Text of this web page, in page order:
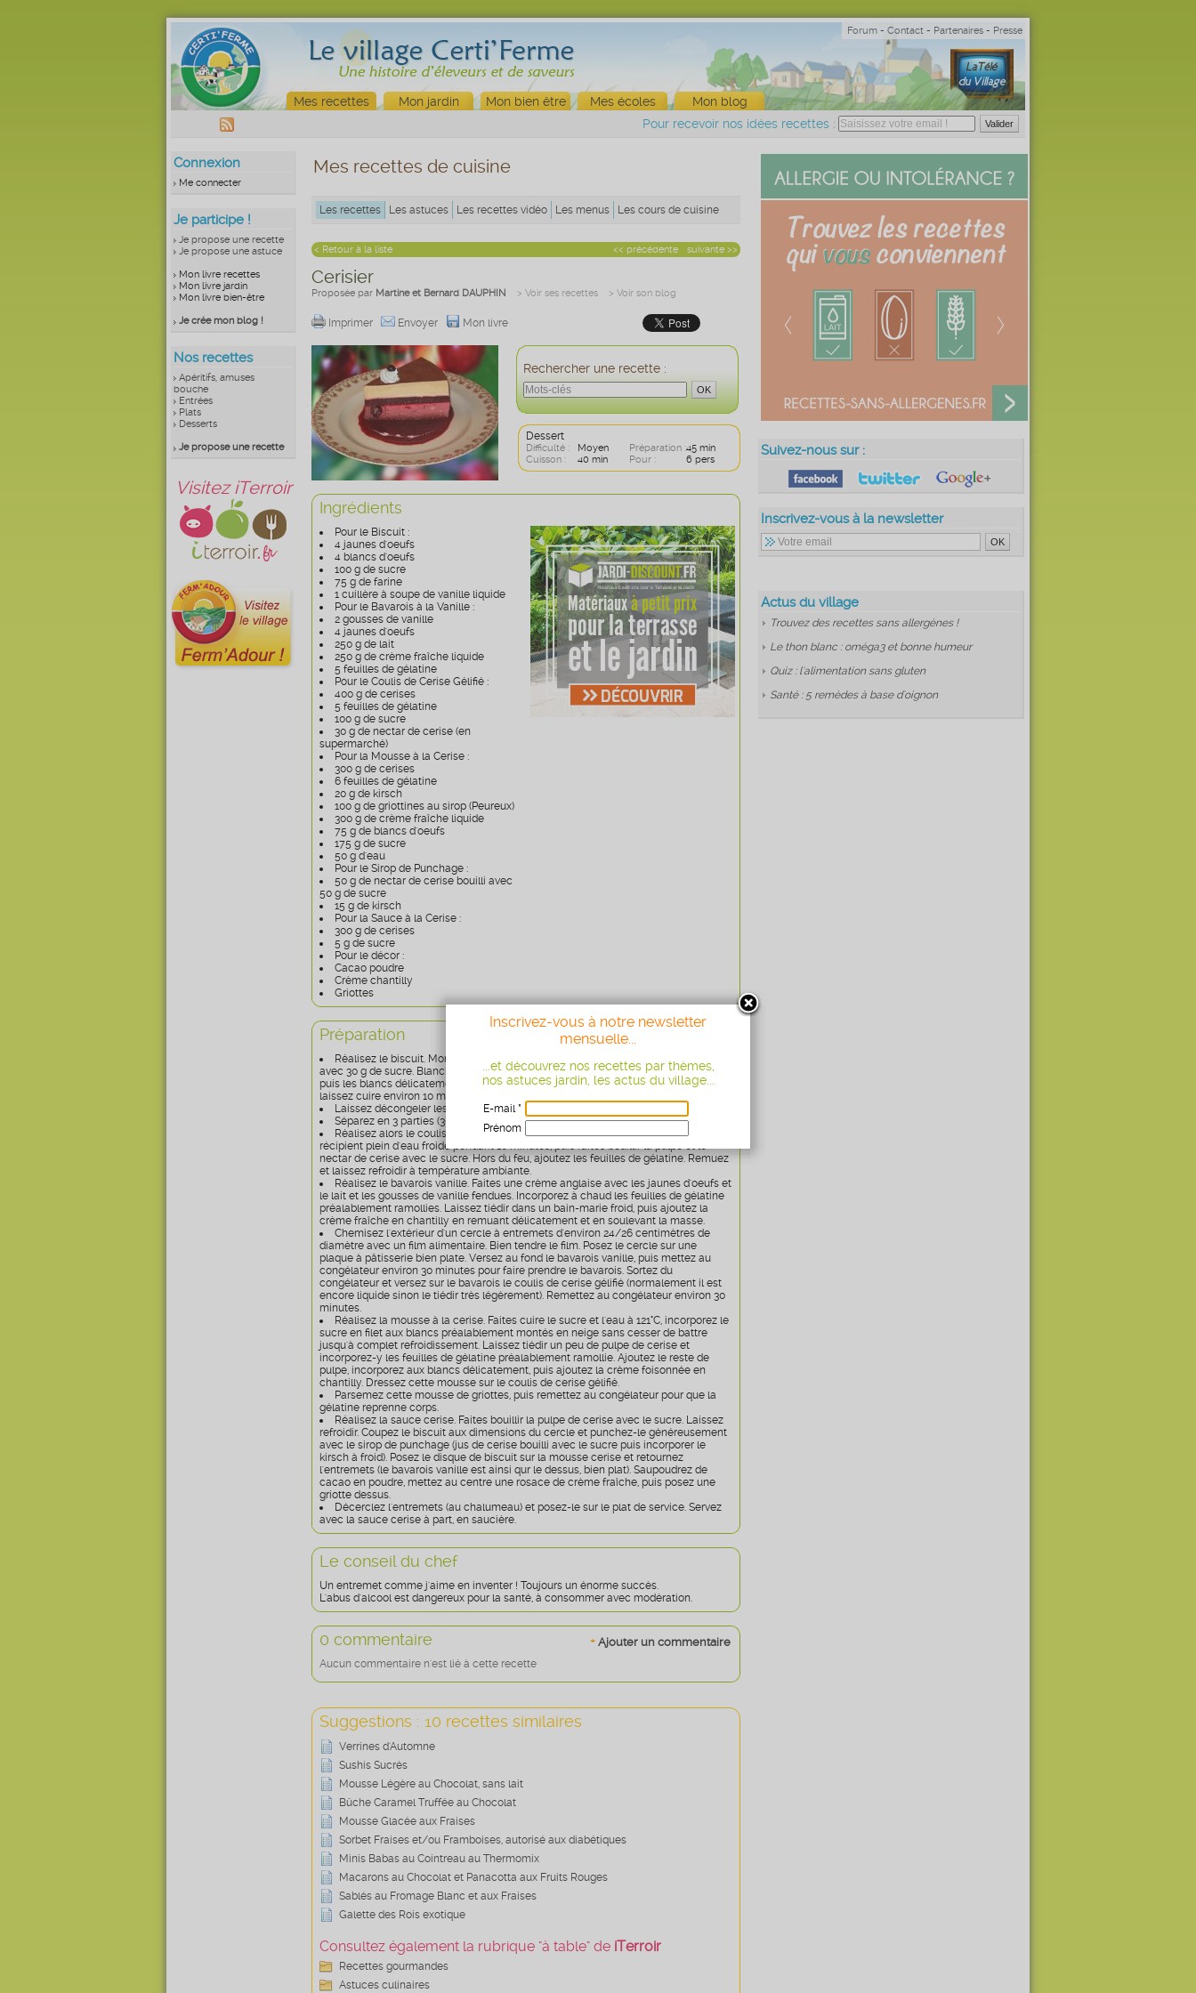
Forum - Contact - Partenaires - Presse
Mes recettes Mon jardin Mon bien être Mes écoles
Mon blog
Pour recevoir nos idées recettes :
Connexion
Me connecter
Je participe !
Je propose une recette
Je propose une astuce
Mon livre recettes
Mon livre jardin
Mon livre bien-être
Je crée mon blog !
Nos recettes
Apéritifs, amuses
bouche
Entrées
Plats
Desserts
Je propose une recette
Visitez iTerroir
Suivez-nous sur :
Inscrivez-vous à la newsletter
Actus du village
Trouvez des recettes sans allergènes !
Le thon blanc : oméga3 et bonne humeur
Quiz : l'alimentation sans gluten
Santé : 5 remèdes à base d'oignon
Mes recettes de cuisine
Les recettes Les astuces Les recettes vidéo Les menus Les cours de cuisine
suivante >>
<< précédente
< Retour à la liste
Cerisier
Proposée par Martine et Bernard DAUPHIN > Voir ses recettes > Voir son blog
Imprimer Envoyer Mon livre
Rechercher une recette :
Dessert
Difficulté : Moyen Préparation :45 min
Cuisson :
40 min Pour : 6 pers
Ingrédients
Pour le Biscuit :
4 jaunes d'oeufs
4 blancs d'oeufs
100 g de sucre
75 g de farine
1 cuillère à soupe de vanille liquide
Pour le Bavarois à la Vanille :
2 gousses de vanille
4 jaunes d'oeufs
250 g de lait
250 g de crème fraîche liquide
5 feuilles de gélatine
Pour le Coulis de Cerise Gélifié :
400 g de cerises
5 feuilles de gélatine
100 g de sucre
30 g de nectar de cerise (en
supermarché)
Pour la Mousse à la Cerise :
300 g de cerises
6 feuilles de gélatine
20 g de kirsch
100 g de griottines au sirop (Peureux)
300 g de crème fraîche liquide
75 g de blancs d'oeufs
175 g de sucre
50 g d'eau
Pour le Sirop de Punchage :
50 g de nectar de cerise bouilli avec
50 g de sucre
15 g de kirsch
Pour la Sauce à la Cerise :
300 g de cerises
5 g de sucre
Pour le décor :
Cacao poudre
Crème chantilly
Griottes
Préparation
Réalisez le biscuit. Montez les blancs en neige en les soutenant à mi-parcours
avec 30 g de sucre. Blanchissez les jaunes avec le sucre restant. Ajoutez la farine,
puis les blancs délicatement, en 2 fois. Couchez sur une plaque de cuisson et
laissez cuire environ 10 minutes thermostat 180°C. Réservez.
Laissez décongeler les cerises, puis mixez-les pendant 2 à 3 minutes environ.
Séparez en 3 parties (300, 300 et 400 g).
Réalisez alors le coulis gélifié. Mettez 5 feuilles de gélatine à ramollir dans un
récipient plein d'eau froide pendant 10 minutes, puis faites bouillir la pulpe et le
nectar de cerise avec le sucre. Hors du feu, ajoutez les feuilles de gélatine. Remuez
et laissez refroidir à température ambiante.
Réalisez le bavarois vanille. Faites une crème anglaise avec les jaunes d'oeufs et
le lait et les gousses de vanille fendues. Incorporez à chaud les feuilles de gélatine
préalablement ramollies. Laissez tiédir dans un bain-marie froid, puis ajoutez la
crème fraîche en chantilly en remuant délicatement et en soulevant la masse.
Chemisez l'extérieur d'un cercle à entremets d'environ 24/26 centimètres de
diamètre avec un film alimentaire. Bien tendre le film. Posez le cercle sur une
plaque à pâtisserie bien plate. Versez au fond le bavarois vanille, puis mettez au
congélateur environ 30 minutes pour faire prendre le bavarois. Sortez du
congélateur et versez sur le bavarois le coulis de cerise gélifié (normalement il est
encore liquide sinon le tiédir très légèrement). Remettez au congélateur environ 30
minutes.
Réalisez la mousse à la cerise. Faites cuire le sucre et l'eau à 121°C, incorporez le
sucre en filet aux blancs préalablement montés en neige sans cesser de battre
jusqu'à complet refroidissement. Laissez tiédir un peu de pulpe de cerise et
incorporez-y les feuilles de gélatine préalablement ramollie. Ajoutez le reste de
pulpe, incorporez aux blancs délicatement, puis ajoutez la crème foisonnée en
chantilly. Dressez cette mousse sur le coulis de cerise gélifié.
Parsemez cette mousse de griottes, puis remettez au congélateur pour que la
gélatine reprenne corps.
Réalisez la sauce cerise. Faites bouillir la pulpe de cerise avec le sucre. Laissez
refroidir. Coupez le biscuit aux dimensions du cercle et punchez-le généreusement
avec le sirop de punchage (jus de cerise bouilli avec le sucre puis incorporer le
kirsch à froid). Posez le disque de biscuit sur la mousse cerise et retournez
l'entremets (le bavarois vanille est ainsi qur le dessus, bien plat). Saupoudrez de
cacao en poudre, mettez au centre une rosace de crème fraîche, puis posez une
griotte dessus.
Décerclez l'entremets (au chalumeau) et posez-le sur le plat de service. Servez
avec la sauce cerise à part, en saucière.
Le conseil du chef
Un entremet comme j'aime en inventer ! Toujours un énorme succès.
L'abus d'alcool est dangereux pour la santé, à consommer avec modération.
+ Ajouter un commentaire
0 commentaire
Aucun commentaire n'est lié à cette recette
Suggestions : 10 recettes similaires
Verrines d'Automne
Sushis Sucrés
Mousse Légère au Chocolat, sans lait
Bûche Caramel Truffée au Chocolat
Mousse Glacée aux Fraises
Sorbet Fraises et/ou Framboises, autorisé aux diabétiques
Minis Babas au Cointreau au Thermomix
Macarons au Chocolat et Panacotta aux Fruits Rouges
Sablés au Fromage Blanc et aux Fraises
Galette des Rois exotique
Consultez également la rubrique "à table" de iTerroir
Recettes gourmandes
Astuces culinaires
Inscrivez-vous à notre newsletter
mensuelle...
...et découvrez nos recettes par thèmes,
nos astuces jardin, les actus du village...
E-mail *
Prénom
Age
* obligatoire